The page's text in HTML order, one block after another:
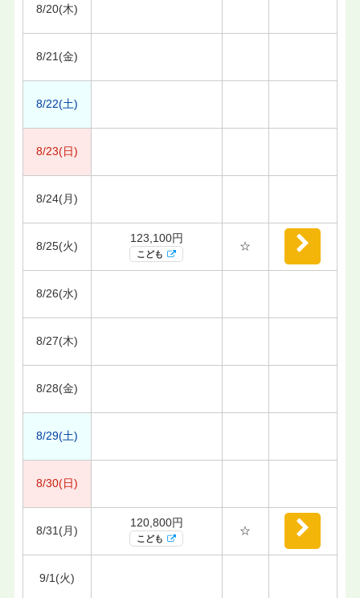
8/20(木)
8/21(金)
8/22(土)
8/23(日)
8/24(月)
8/25(火)
123,100円
こども
☆
8/26(水)
8/27(木)
8/28(金)
8/29(土)
8/30(日)
8/31(月)
120,800円
こども
☆
9/1(火)